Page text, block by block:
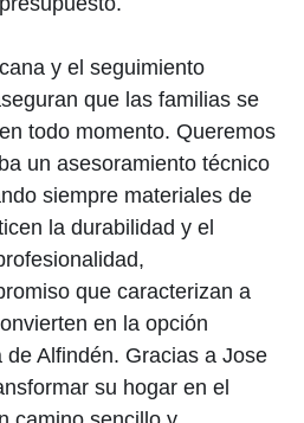
y el seguimiento
que las familias se
todo momento. Queremos
un asesoramiento técnico
siempre materiales de
la durabilidad y el
que caracterizan a
en la opción
Alfindén. Gracias a Jose
su hogar en el